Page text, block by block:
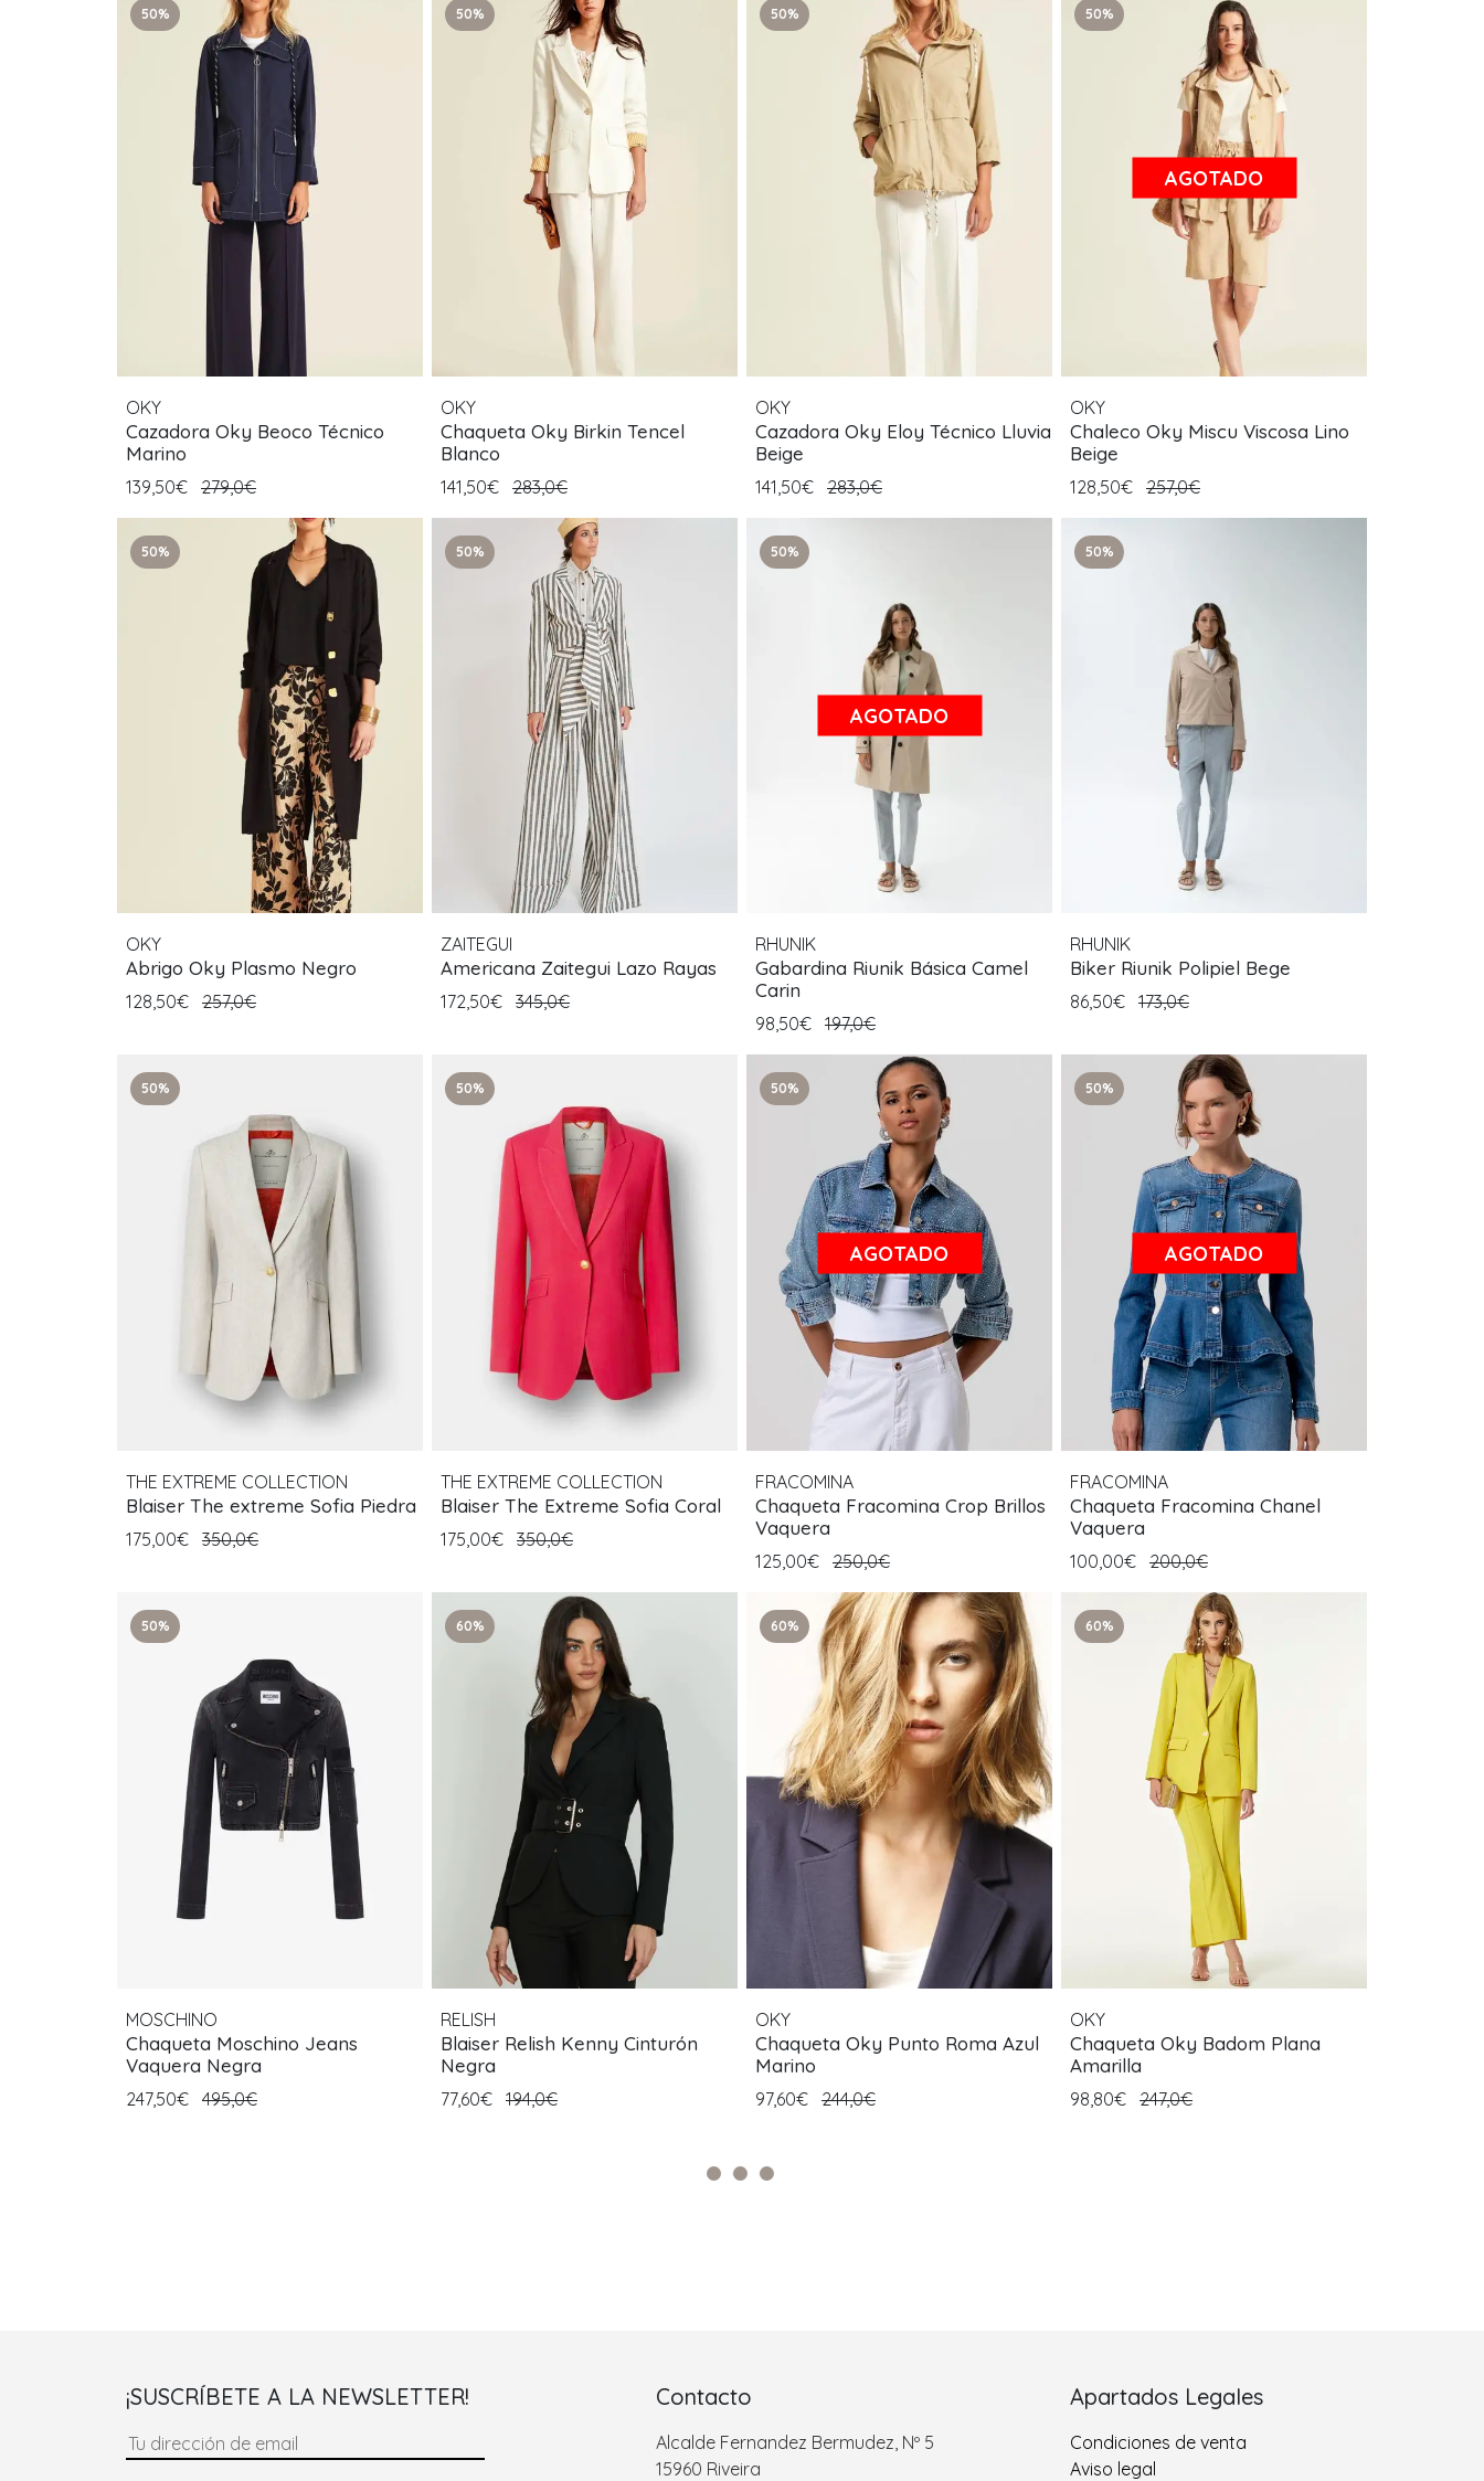
50%
OKY
Cazadora Oky Beoco Técnico
Marino
139,50€ 279,0€
50%
OKY
Chaqueta Oky Birkin Tencel
Blanco
141,50€ 283,0€
50%
OKY
Cazadora Oky Eloy Técnico Lluvia
Beige
141,50€ 283,0€
50%
AGOTADO
OKY
Chaleco Oky Miscu Viscosa Lino
Beige
128,50€ 257,0€
50%
OKY
Abrigo Oky Plasmo Negro
128,50€ 257,0€
50%
ZAITEGUI
Americana Zaitegui Lazo Rayas
172,50€ 345,0€
50%
AGOTADO
RHUNIK
Gabardina Riunik Básica Camel
Carin
98,50€ 197,0€
50%
RHUNIK
Biker Riunik Polipiel Bege
86,50€ 173,0€
50%
THE EXTREME COLLECTION
Blaiser The extreme Sofia Piedra
175,00€ 350,0€
50%
THE EXTREME COLLECTION
Blaiser The Extreme Sofia Coral
175,00€ 350,0€
50%
AGOTADO
FRACOMINA
Chaqueta Fracomina Crop Brillos
Vaquera
125,00€ 250,0€
50%
AGOTADO
FRACOMINA
Chaqueta Fracomina Chanel
Vaquera
100,00€ 200,0€
50%
MOSCHINO
Chaqueta Moschino Jeans
Vaquera Negra
247,50€ 495,0€
60%
RELISH
Blaiser Relish Kenny Cinturón
Negra
77,60€ 194,0€
60%
OKY
Chaqueta Oky Punto Roma Azul
Marino
97,60€ 244,0€
60%
OKY
Chaqueta Oky Badom Plana
Amarilla
98,80€ 247,0€
¡SUSCRÍBETE A LA NEWSLETTER! Contacto
Alcalde Fernandez Bermudez, Nº 5
15960 Riveira
Apartados Legales
Condiciones de venta
Aviso legal